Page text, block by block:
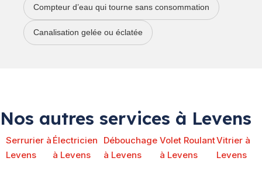
Compteur d’eau qui tourne sans consommation
Canalisation gelée ou éclatée
Nos autres services à Levens
Serrurier à
Levens
Électricien
à Levens
Débouchage
à Levens
Volet Roulant
à Levens
Vitrier à
Levens